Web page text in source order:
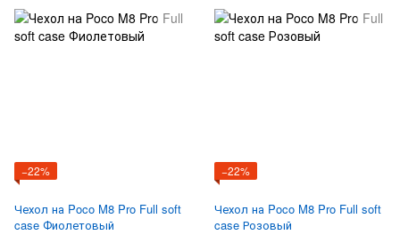
−22%
Чехол на Poco M8 Pro Full soft
case Фиолетовый
−22%
Чехол на Poco M8 Pro Full soft
case Розовый